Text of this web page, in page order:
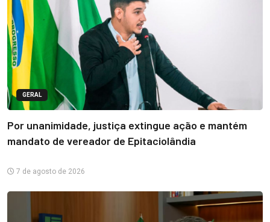
GERAL
Por unanimidade, justiça extingue ação e mantém
mandato de vereador de Epitaciolândia
7 de agosto de 2026